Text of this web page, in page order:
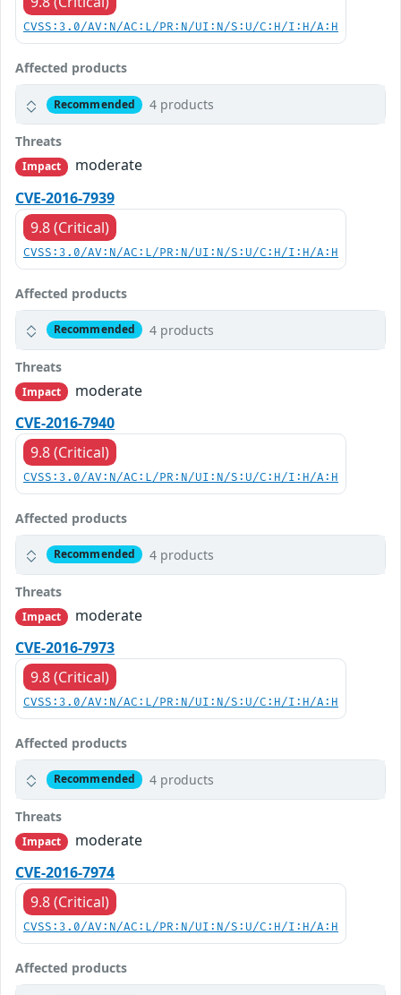
CVSS:3.0/AV:N/AC:L/PR:N/UI:N/S:U/C:H/I:H/A:H
Affected products
Recommended 4 products
Threats
Impact
moderate
CVE-2016-7939
9.8 (Critical)
CVSS:3.0/AV:N/AC:L/PR:N/UI:N/S:U/C:H/I:H/A:H
Affected products
Recommended 4 products
Threats
Impact
moderate
CVE-2016-7940
9.8 (Critical)
CVSS:3.0/AV:N/AC:L/PR:N/UI:N/S:U/C:H/I:H/A:H
Affected products
Recommended 4 products
Threats
Impact
moderate
CVE-2016-7973
9.8 (Critical)
CVSS:3.0/AV:N/AC:L/PR:N/UI:N/S:U/C:H/I:H/A:H
Affected products
Recommended 4 products
Threats
Impact
moderate
CVE-2016-7974
9.8 (Critical)
CVSS:3.0/AV:N/AC:L/PR:N/UI:N/S:U/C:H/I:H/A:H
Affected products